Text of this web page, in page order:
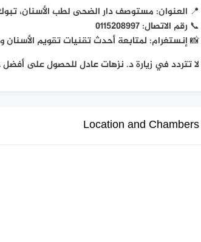
📍 العنوان: مستوصف دار الضحى لطب الأسنان،
📞 رقم الاتصال: 0115208997
📸 إنستغرام: لمتابعة أحدث تقنيات تقويم الأسنان
لا تتردد في زيارة د. نزهات عادل للحصول على
Location and Chambers